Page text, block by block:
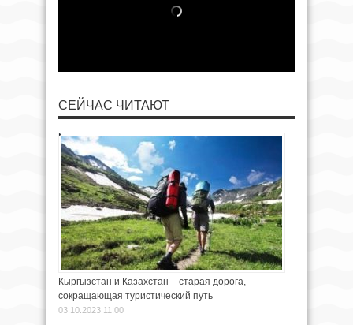
СЕЙЧАС ЧИТАЮТ
Кыргызстан и Казахстан – старая дорога,
сокращающая туристический путь
03.10.2023 11:00